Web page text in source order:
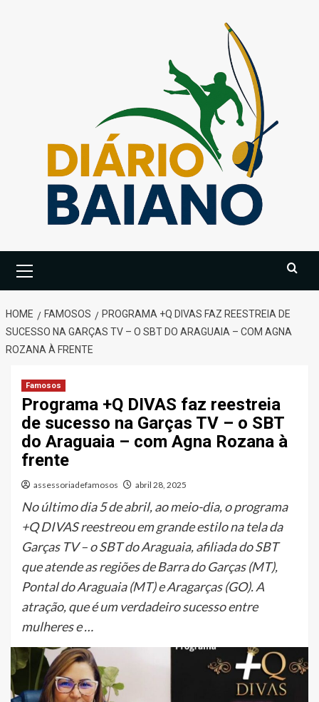
Menu
HOME FAMOSOS
PROGRAMA +Q DIVAS FAZ REESTREIA DE
SUCESSO NA GARÇAS TV – O SBT DO ARAGUAIA – COM AGNA
ROZANA À FRENTE
Famosos
Programa +Q DIVAS faz reestreia
de sucesso na Garças TV – o SBT
do Araguaia – com Agna Rozana à
frente
assessoriadefamosos abril 28, 2025
No último dia 5 de abril, ao meio-dia, o programa
+Q DIVAS reestreou em grande estilo na tela da
Garças TV – o SBT do Araguaia, afiliada do SBT
que atende as regiões de Barra do Garças (MT),
Pontal do Araguaia (MT) e Aragarças (GO). A
atração, que é um verdadeiro sucesso entre
mulheres e …